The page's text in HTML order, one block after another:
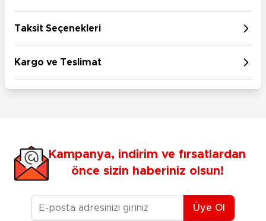
Taksit Seçenekleri
Kargo ve Teslimat
Kampanya, indirim ve fırsatlardan
önce sizin haberiniz olsun!
E-posta Adresiniz
Üye Ol